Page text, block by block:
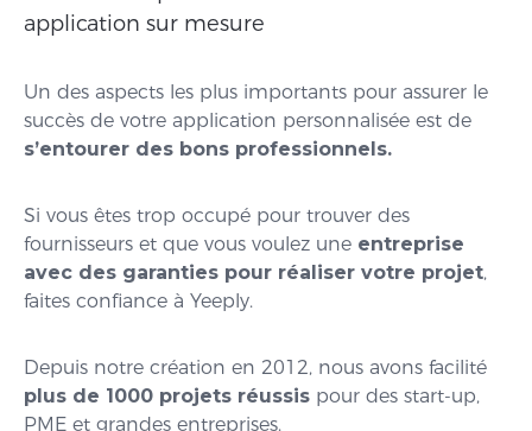
application sur mesure
Un des aspects les plus importants pour assurer le
succès de votre application personnalisée est de
s’entourer des bons professionnels.
Si vous êtes trop occupé pour trouver des
fournisseurs et que vous voulez une entreprise
avec des garanties pour réaliser votre projet,
faites confiance à Yeeply.
Depuis notre création en 2012, nous avons facilité
plus de 1000 projets réussis pour des start-up,
PME et grandes entreprises.